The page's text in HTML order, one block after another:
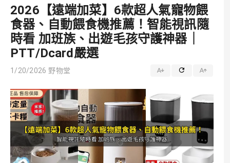
2026【遠端加菜】6款超人氣寵物餵
食器、自動餵食機推薦！智能視訊隨
時看 加班族、出遊毛孩守護神器｜
PTT/Dcard嚴選
1/20/2026 野物堂